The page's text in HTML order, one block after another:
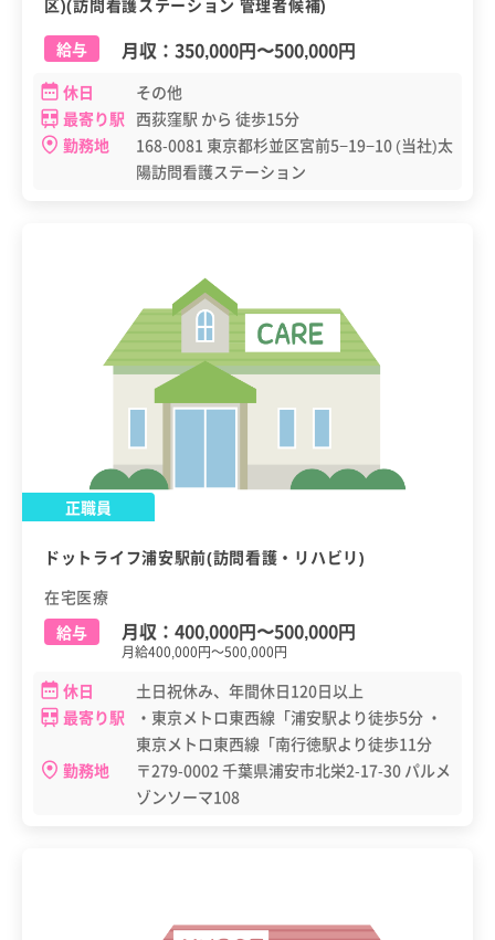
給与
月収： 350,000円〜500,000円
休日
その他
最寄り駅 西荻窪駅 から 徒歩15分
勤務地
168-0081 東京都杉並区宮前5−19−10 (当社)太
陽訪問看護ステーション
正職員
ドットライフ浦安駅前(訪問看護・リハビリ)
在宅医療
給与
月収： 400,000円〜500,000円
月給400,000円～500,000円
休日
土日祝休み、年間休日120日以上
最寄り駅
・東京メトロ東西線「浦安駅より徒歩5分 ・
東京メトロ東西線「南行徳駅より徒歩11分
勤務地
〒279-0002 千葉県浦安市北栄2-17-30 パルメ
ゾンソーマ108